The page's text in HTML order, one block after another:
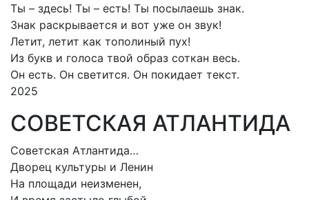
Ты – здесь! Ты – есть! Ты посылаешь знак.
Знак раскрывается и вот уже он звук!
Летит, летит как тополиный пух!
Из букв и голоса твой образ соткан весь.
Он есть. Он светится. Он покидает текст.
2025
СОВЕТСКАЯ АТЛАНТИДА
Советская Атлантида…
Дворец культуры и Ленин
На площади неизменен,